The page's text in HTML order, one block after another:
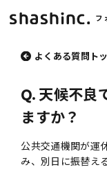
フ
よくある質問ト
Q. 天候不良
ますか？
公共交通機関が運
み、別日に振替え